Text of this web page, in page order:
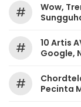
#
Wow,
#
10 Artis
Google,
#
Pecinta